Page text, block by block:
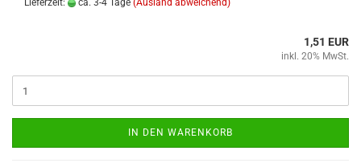
Lieferzeit: ca. 3-4 Tage (Ausland abweichend)
1,51 EUR
inkl. 20% MwSt.
IN DEN WARENKORB